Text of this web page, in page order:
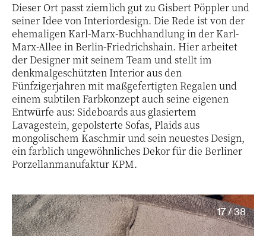
Dieser Ort passt ziemlich gut zu Gisbert Pöppler und
seiner Idee von Interiordesign. Die Rede ist von der
ehemaligen Karl-Marx-Buchhandlung in der Karl-
Marx-Allee in Berlin-Friedrichshain. Hier arbeitet
der Designer mit seinem Team und stellt im
denkmalgeschützten Interior aus den
Fünfzigerjahren mit maßgefertigten Regalen und
einem subtilen Farbkonzept auch seine eigenen
Entwürfe aus: Sideboards aus glasiertem
Lavagestein, gepolsterte Sofas, Plaids aus
mongolischem Kaschmir und sein neuestes Design,
ein farblich ungewöhnliches Dekor für die Berliner
Porzellanmanufaktur KPM.
17 / 38